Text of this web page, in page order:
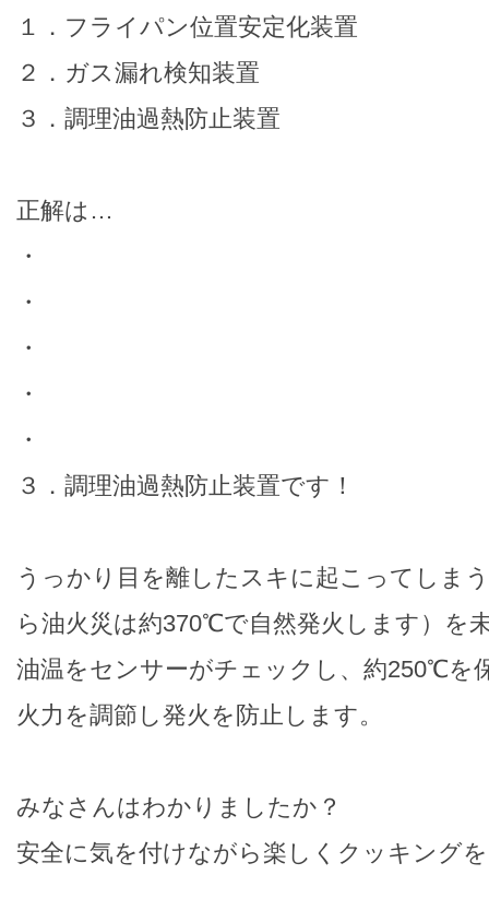
１．フライパン位置安定化装置
２．ガス漏れ検知装置
３．調理油過熱防止装置
正解は…
・
・
・
・
・
３．調理油過熱防止装置です！
うっかり目を離したスキに起こってしま
ら油火災は約370℃で自然発火します）を
油温をセンサーがチェックし、約250℃を
火力を調節し発火を防止します。
みなさんはわかりましたか？
安全に気を付けながら楽しくクッキング